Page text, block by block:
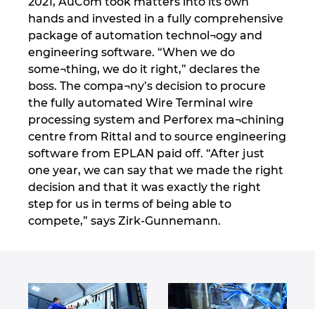
hands and invested in a fully comprehensive
package of automation technol¬ogy and
engineering software. “When we do
some¬thing, we do it right,” declares the
boss. The compa¬ny’s decision to procure
the fully automated Wire Terminal wire
processing system and Perforex ma¬chining
centre from Rittal and to source engineering
software from EPLAN paid off. “After just
one year, we can say that we made the right
decision and that it was exactly the right
step for us in terms of being able to
compete,” says Zirk-Gunnemann.